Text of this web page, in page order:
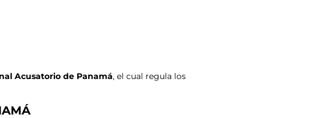
Acusatorio de Panamá, el cual regula los